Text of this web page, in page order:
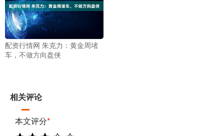
配资行情网 朱克力：黄金周堵
车，不做方向盘侠
相关评论
本文评分*